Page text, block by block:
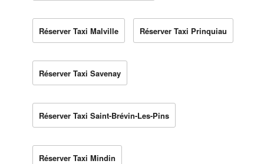
Réserver Taxi Malville Réserver Taxi Prinquiau
Réserver Taxi Savenay
Réserver Taxi Saint-Brévin-Les-Pins
Réserver Taxi Mindin